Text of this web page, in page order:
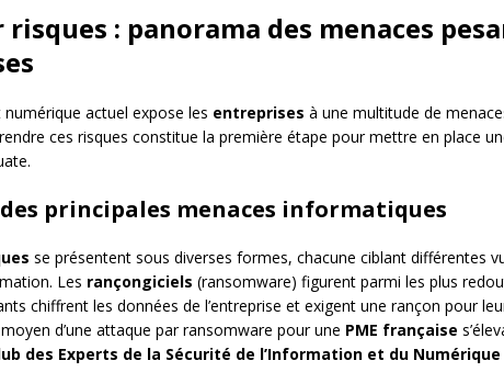
risques : panorama des menaces
numérique actuel expose les entreprises à une multitude de
ces risques constitue la première étape pour mettre en place
principales menaces informatiques
se présentent sous diverses formes, chacune ciblant différentes
Les rançongiciels (ransomware) figurent parmi les plus
chiffrent les données de l’entreprise et exigent une rançon pour
d’une attaque par ransomware pour une PME française
des Experts de la Sécurité de l’Information et du Numérique